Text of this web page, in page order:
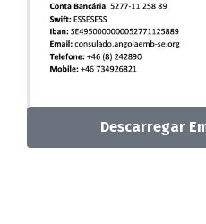
Descarregar